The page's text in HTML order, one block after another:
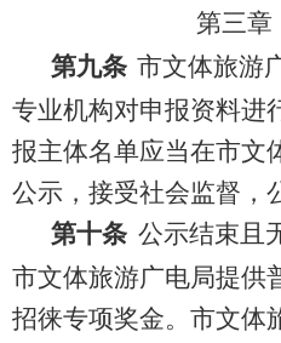
第三章
第九条 市文体旅游
专业机构对申报资料进
报主体名单应当在市文
公示，接受社会监督 ，
第十条 公示结束且
市文体旅游广电局提供
招徕专项奖金。市文体